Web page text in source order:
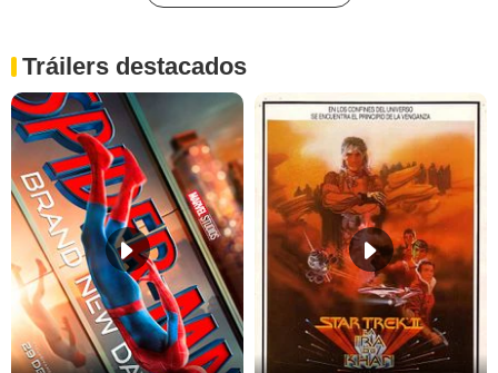
Tráilers destacados